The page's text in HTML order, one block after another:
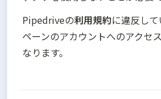
Pipedriveの利用規約に違反し
ペーンのアカウントへのアクセ
なります。